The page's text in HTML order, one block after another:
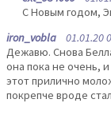
С Новым годом,
iron_vobla 01.01.20
Дежавю. Снова
она пока не очень,
этот прилично
покрепче вроде